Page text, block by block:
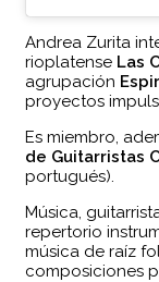
Andrea Zurita
rioplatense Las
agrupación
proyectos
Es miembro,
de Guitarristas
portugués).
Música,
repertorio
música de raíz
composiciones